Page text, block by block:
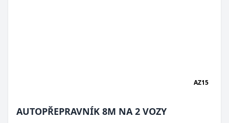
AZ15
AUTOPŘEPRAVNÍK 8M NA 2 VOZY